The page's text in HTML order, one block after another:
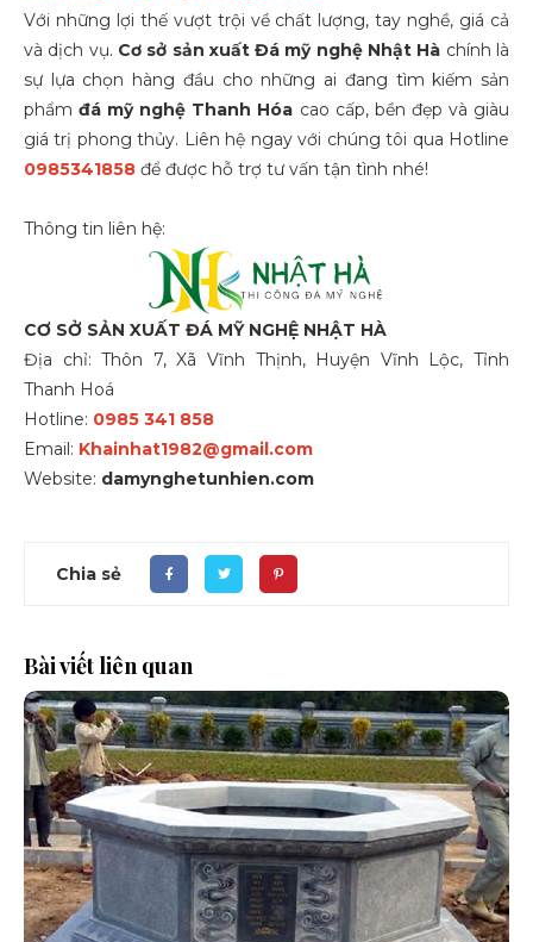
Với những lợi thế vượt trội về chất lượng, tay nghề, giá cả
và dịch vụ. Cơ sở sản xuất Đá mỹ nghệ Nhật Hà chính là
sự lựa chọn hàng đầu cho những ai đang tìm kiếm sản
phẩmđá mỹ nghệ Thanh Hóa cao cấp, bền đẹp và giàu
giá trị phong thủy. Liên hệ ngay với chúng tôi qua Hotline
0985341858 để được hỗ trợ tư vấn tận tình nhé!
Thông tin liên hệ:
CƠ SỞ SẢN XUẤT ĐÁ MỸ NGHỆ NHẬT HÀ
Địa chỉ: Thôn 7, Xã Vĩnh Thịnh, Huyện Vĩnh Lộc, Tỉnh
Thanh Hoá
Hotline: 0985 341 858
Email: Khainhat1982@gmail.com
Website: damynghetunhien.com
Chia sẻ
Bài viết liên quan